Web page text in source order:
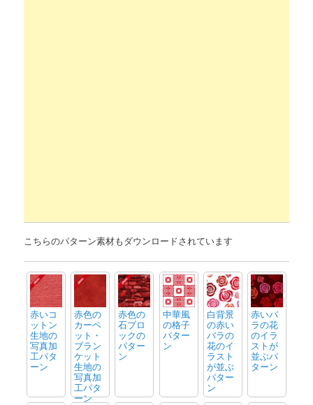
こちらのパターン素材もダウンロードされています
赤いコ
ットン
生地の
写真加
工パタ
ーン
赤色の
カーペ
ット・
ブラン
ケット
生地の
写真加
工パタ
ーン
赤色の
石ブロ
ックの
パター
ン
中華風
の格子
パター
ン
白背景
の赤い
バラの
花のイ
ラスト
が並ぶ
パター
ン
赤いバ
ラの花
のイラ
ストが
並ぶパ
ターン